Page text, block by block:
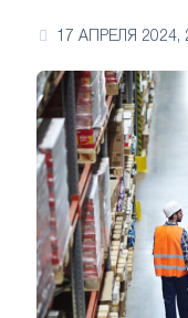
17 АПРЕЛЯ 2024,